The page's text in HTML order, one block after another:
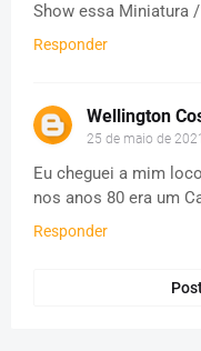
Show essa Miniatura
Responder
Wellington
25 de maio de
Eu cheguei a mim
nos anos 80 era um
Responder